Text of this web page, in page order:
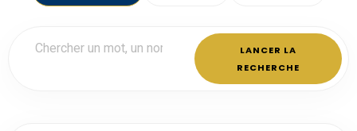
LANCER LA
RECHERCHE